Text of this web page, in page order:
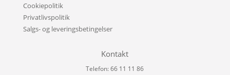
Cookiepolitik
Privatlivspolitik
Salgs- og leveringsbetingelser
Kontakt
Telefon: 66 11 11 86